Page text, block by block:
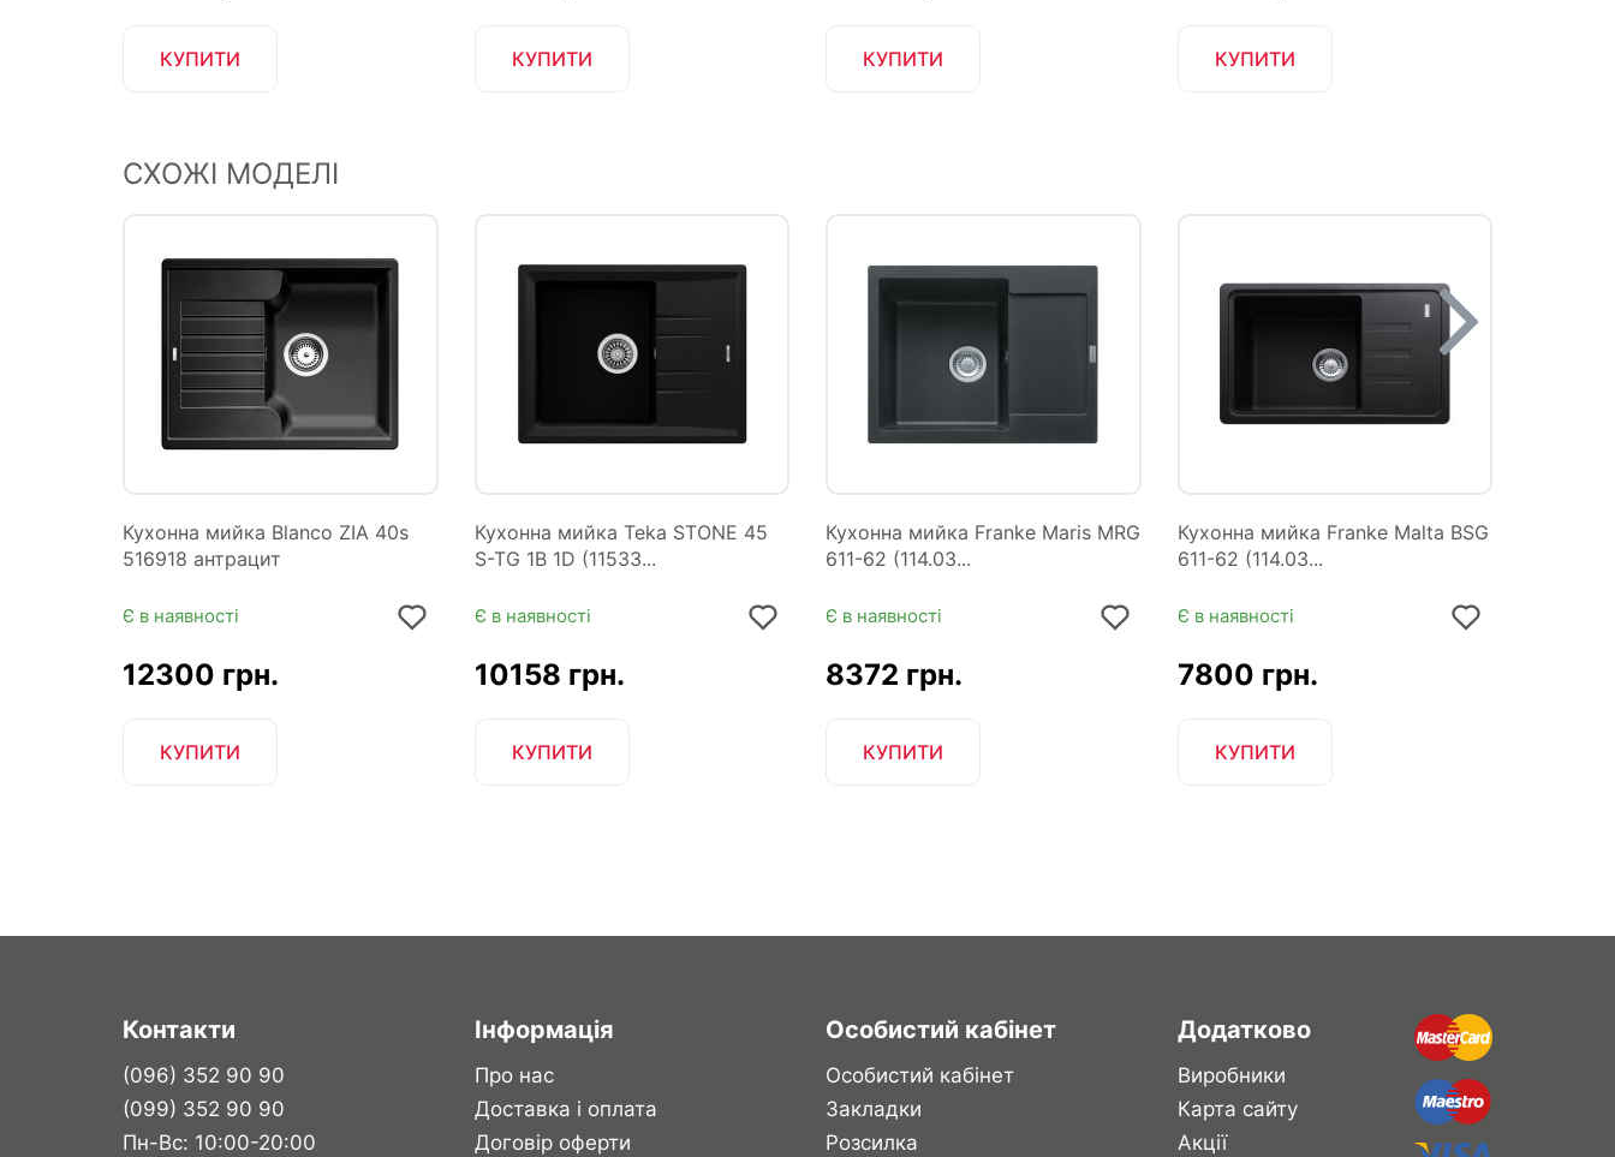
КУПИТИ КУПИТИ КУПИТИ КУПИТИ
СХОЖІ МОДЕЛІ
Кухонна мийка Blanco ZIA 40s
516918 антрацит
Є в наявності
12300 грн.
КУПИТИ
Кухонна мийка Teka STONE 45
S-TG 1B 1D (11533...
Є в наявності
10158 грн.
КУПИТИ
Кухонна мийка Franke Maris MRG
611-62 (114.03...
Є в наявності
8372 грн.
КУПИТИ
Кухонна мийка Franke Malta BSG
611-62 (114.03...
Є в наявності
7800 грн.
КУПИТИ
Контакти
(096) 352 90 90
(099) 352 90 90
Пн-Вс: 10:00-20:00
Інформація
Про нас
Доставка і оплата
Договір оферти
Особистий кабінет
Особистий кабінет
Закладки
Розсилка
Додатково
Виробники
Карта сайту
Акції